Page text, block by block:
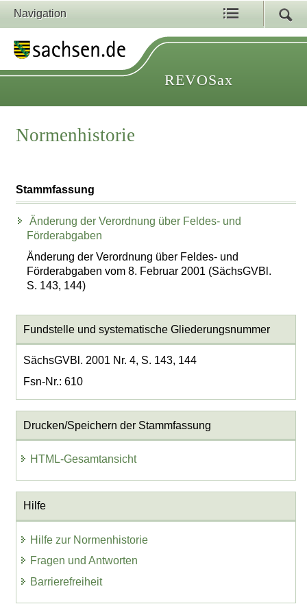
Navigation
REVOSax
Normenhistorie
Stammfassung
Änderung der Verordnung über Feldes- und
Förderabgaben
Änderung der Verordnung über Feldes- und
Förderabgaben vom 8. Februar 2001 (SächsGVBl.
S. 143, 144)
Fundstelle und systematische Gliederungsnummer
SächsGVBl. 2001 Nr. 4, S. 143, 144
Fsn-Nr.: 610
Drucken/Speichern der Stammfassung
HTML-Gesamtansicht
Hilfe
Hilfe zur Normenhistorie
Fragen und Antworten
Barrierefreiheit